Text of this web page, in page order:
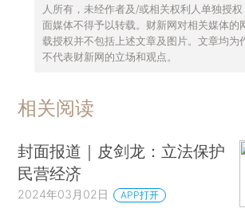
人所有，未经作者及/或相关权利人单独授
面媒体不得予以转载。财新网对相关媒体的
载授权并不包括上述文章及图片。文章均为
不代表财新网的立场和观点。
相关阅读
封面报道｜皮剑龙：立法保护
民营经济
2024年03月02日 APP打开